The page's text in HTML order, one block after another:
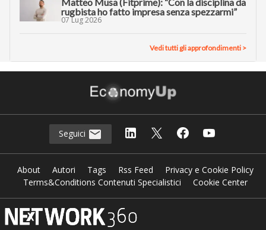
rugbista ho fatto impresa senza spezzarmi”
07 Lug 2026
Vedi tutti gli approfondimenti >
Seguici
About Autori Tags Rss Feed
Privacy e Cookie Policy
Terms&Conditions Contenuti Specialistici
Cookie Center